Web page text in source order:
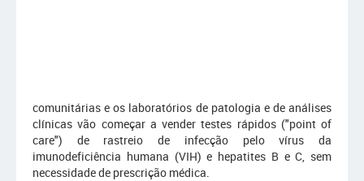
comunitárias e os laboratórios de patologia e de análises
clínicas vão começar a vender testes rápidos ("point of
care") de rastreio de infecção pelo vírus da
imunodeficiência humana (VIH) e hepatites B e C, sem
necessidade de prescrição médica.